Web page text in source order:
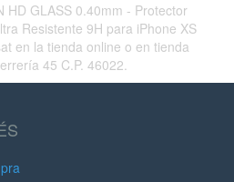
HD GLASS 0.40mm - Protector
Resistente 9H para iPhone XS
en la tienda online o en tienda
45 C.P. 46022.